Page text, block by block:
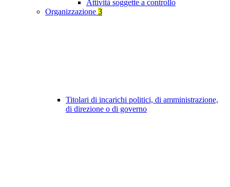
Attività soggette a controllo
Organizzazione 3
Titolari di incarichi politici, di amministrazione,
di direzione o di governo